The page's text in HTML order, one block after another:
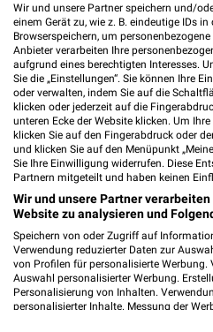
Ernsting's family
Posthalterweg 10
26129 Oldenburg
Heute 08:00 -
358,30 km
Woolworth
Posthalterweg 17 -
26129 Oldenburg
Heute 09:00 -
358,50 km
Wir und unsere Partner speichern und/
einem Gerät zu, wie z. B. eindeutige IDs
Browserspeichern, um
Anbieter verarbeiten Ihre
aufgrund eines berechtigten Interesses.
Sie die „Einstellungen“. Sie können Ihre
oder verwalten, indem Sie auf die
klicken oder jederzeit auf die
unteren Ecke der Website klicken. Um
klicken Sie auf den Fingerabdruck oder
und klicken Sie auf den Menüpunkt
Sie Ihre Einwilligung widerrufen. Diese
Partnern mitgeteilt und haben keinen
Wir und unsere Partner
Website zu analysieren und
Speichern von oder Zugriff auf
Verwendung reduzierter Daten zur
von Profilen für personalisierte Werbung.
Auswahl personalisierter Werbung.
Personalisierung von Inhalten.
personalisierter Inhalte. Messung der